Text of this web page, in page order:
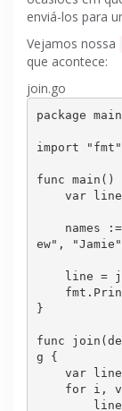
enviá-los para
Vejamos nossa
que acontece:
join.go
package main
import "fmt"
func main()
names
ew",
line
}
func
g {